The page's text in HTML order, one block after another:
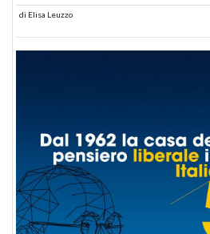
di Elisa Leuzzo